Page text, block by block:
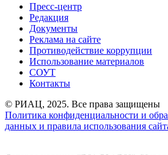
Пресс-центр
Редакция
Документы
Реклама на сайте
Противодействие коррупции
Использование материалов
СОУТ
Контакты
© РИАЦ, 2025. Все права защищены
Политика конфиденциальности и
данных и правила использования